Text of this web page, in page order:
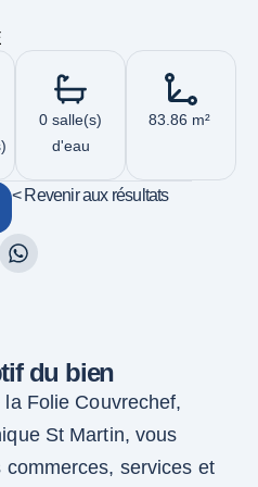
0 salle(s)
d'eau
83.86 m²
< Revenir aux résultats
du bien
Folie Couvrechef,
St Martin, vous
services et